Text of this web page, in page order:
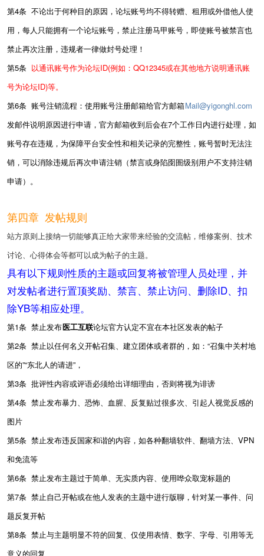
第4条 不论出于何种目的原因，论坛账号均不得转赠、租用或外借他人使
用，每人只能拥有一个论坛账号 ，禁止注册马甲账号，即使账号被禁言也
禁止再次注册，违规者一律做封号处理！
第5条 以通讯账号作为论坛ID(例如：QQ12345或在其他地方说明通讯账
号为论坛ID)等。
第6条 账号注销流程：使用账号注册邮箱给官方邮箱Mail@yigonghl.com
发邮件说明原因进行申请，官方邮箱收到后会在7个工作日内进行处理，如
账号存在违规，为保障平台安全性和相关记录的完整性，账号暂时无法注
销，可以消除违规后再次申请注销（禁言或身陷囹圄级别用户不支持注销
申请）。
第四章 发帖规则
站方原则上接纳一切能够真正给大家带来经验的交流帖，维修案例、技术
讨论、心得体会等都可以成为帖子的主题。
具有以下规则性质的主题或回复将被管理人员处理，并
对发帖者进行置顶奖励、禁言、禁止访问、删除ID、扣
除YB等相应处理。
第1条 禁止发布医工互联论坛官方认定不宜在本社区发表的帖子
第2条 禁止以任何名义开帖召集、建立团体或者群的，如：“召集中关村地
区的”“东北人的请进”，
第3条 批评性内容或评语必须给出详细理由，否则将视为诽谤
第4条 禁止发布暴力、恐怖、血腥、反复贴过很多次、引起人视觉反感的
图片
第5条 禁止发布违反国家和谐的内容，如各种翻墙软件、翻墙方法、VPN
和免流等
第6条 禁止发布主题过于简单、无实质内容、使用哗众取宠标题的
第7条 禁止自己开帖或在他人发表的主题中进行版聊，针对某一事件、问
题反复开帖
第8条 禁止与主题明显不符的回复、仅使用表情、数字、字母、引用等无
意义的回复